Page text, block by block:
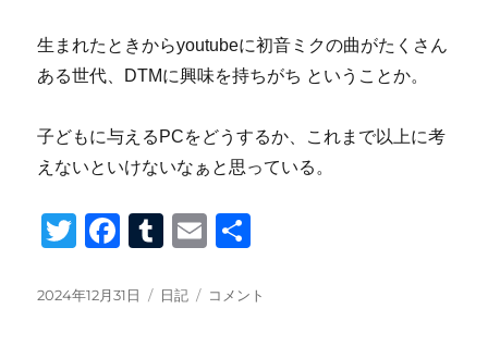
生まれたときからyoutubeに初音ミクの曲がたくさん
ある世代、DTMに興味を持ちがち ということか。
子どもに与えるPCをどうするか、これまで以上に考
えないといけないなぁと思っている。
T
tt
F
c
T
m
E
ail
投
2024年12月31日
カ
日記
2024
コメント